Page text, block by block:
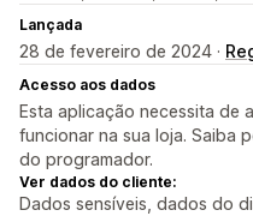
Lançada
28 de fevereiro de 2024 ·
Acesso aos dados
Esta aplicação necessita de
funcionar na sua loja. Saiba
do programador.
Ver dados do cliente:
Dados sensíveis, dados do